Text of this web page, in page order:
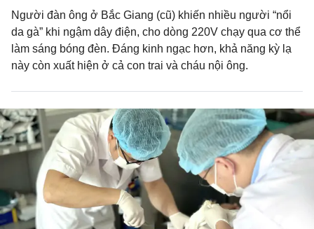
Người đàn ông ở Bắc Giang (cũ) khiến nhiều người “nổi
da gà” khi ngậm dây điện, cho dòng 220V chạy qua cơ thể
làm sáng bóng đèn. Đáng kinh ngạc hơn, khả năng kỳ lạ
này còn xuất hiện ở cả con trai và cháu nội ông.